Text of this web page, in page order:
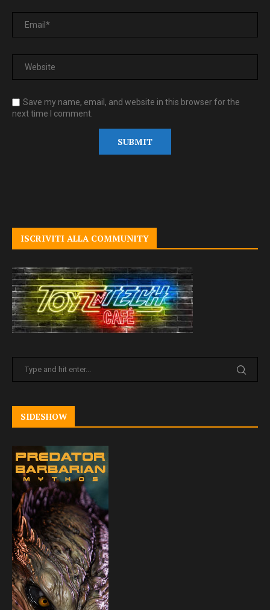
Save my name, email, and website in this browser for the
next time I comment.
ISCRIVITI ALLA COMMUNITY
SIDESHOW